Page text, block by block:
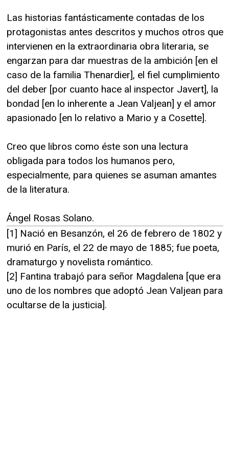
Las historias fantásticamente contadas de los
protagonistas antes descritos y muchos otros que
intervienen en la extraordinaria obra literaria, se
engarzan para dar muestras de la ambición [en el
caso de la familia Thenardier], el fiel cumplimiento
del deber [por cuanto hace al inspector Javert], la
bondad [en lo inherente a Jean Valjean] y el amor
apasionado [en lo relativo a Mario y a Cosette].
Creo que libros como éste son una lectura
obligada para todos los humanos pero,
especialmente, para quienes se asuman amantes
de la literatura.
Ángel Rosas Solano.
[1] Nació en Besanzón, el 26 de febrero de 1802 y
murió en París, el 22 de mayo de 1885; fue poeta,
dramaturgo y novelista romántico.
[2] Fantina trabajó para señor Magdalena [que era
uno de los nombres que adoptó Jean Valjean para
ocultarse de la justicia].